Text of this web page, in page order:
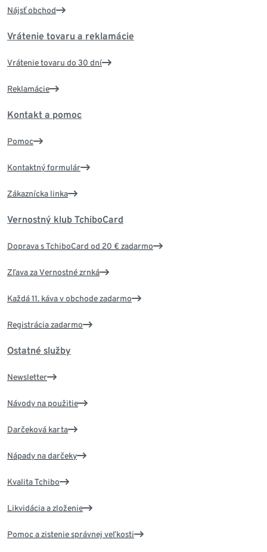
Nájsť obchod
Vrátenie tovaru a reklamácie
Vrátenie tovaru do 30 dní
Reklamácie
Kontakt a pomoc
Pomoc
Kontaktný formulár
Zákaznícka linka
Vernostný klub TchiboCard
Doprava s TchiboCard od 20 € zadarmo
Zľava za Vernostné zrnká
Každá 11. káva v obchode zadarmo
Registrácia zadarmo
Ostatné služby
Newsletter
Návody na použitie
Darčeková karta
Nápady na darčeky
Kvalita Tchibo
Likvidácia a zloženie
Pomoc a zistenie správnej veľkosti